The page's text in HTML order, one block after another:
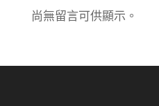
尚無留言可供顯示。